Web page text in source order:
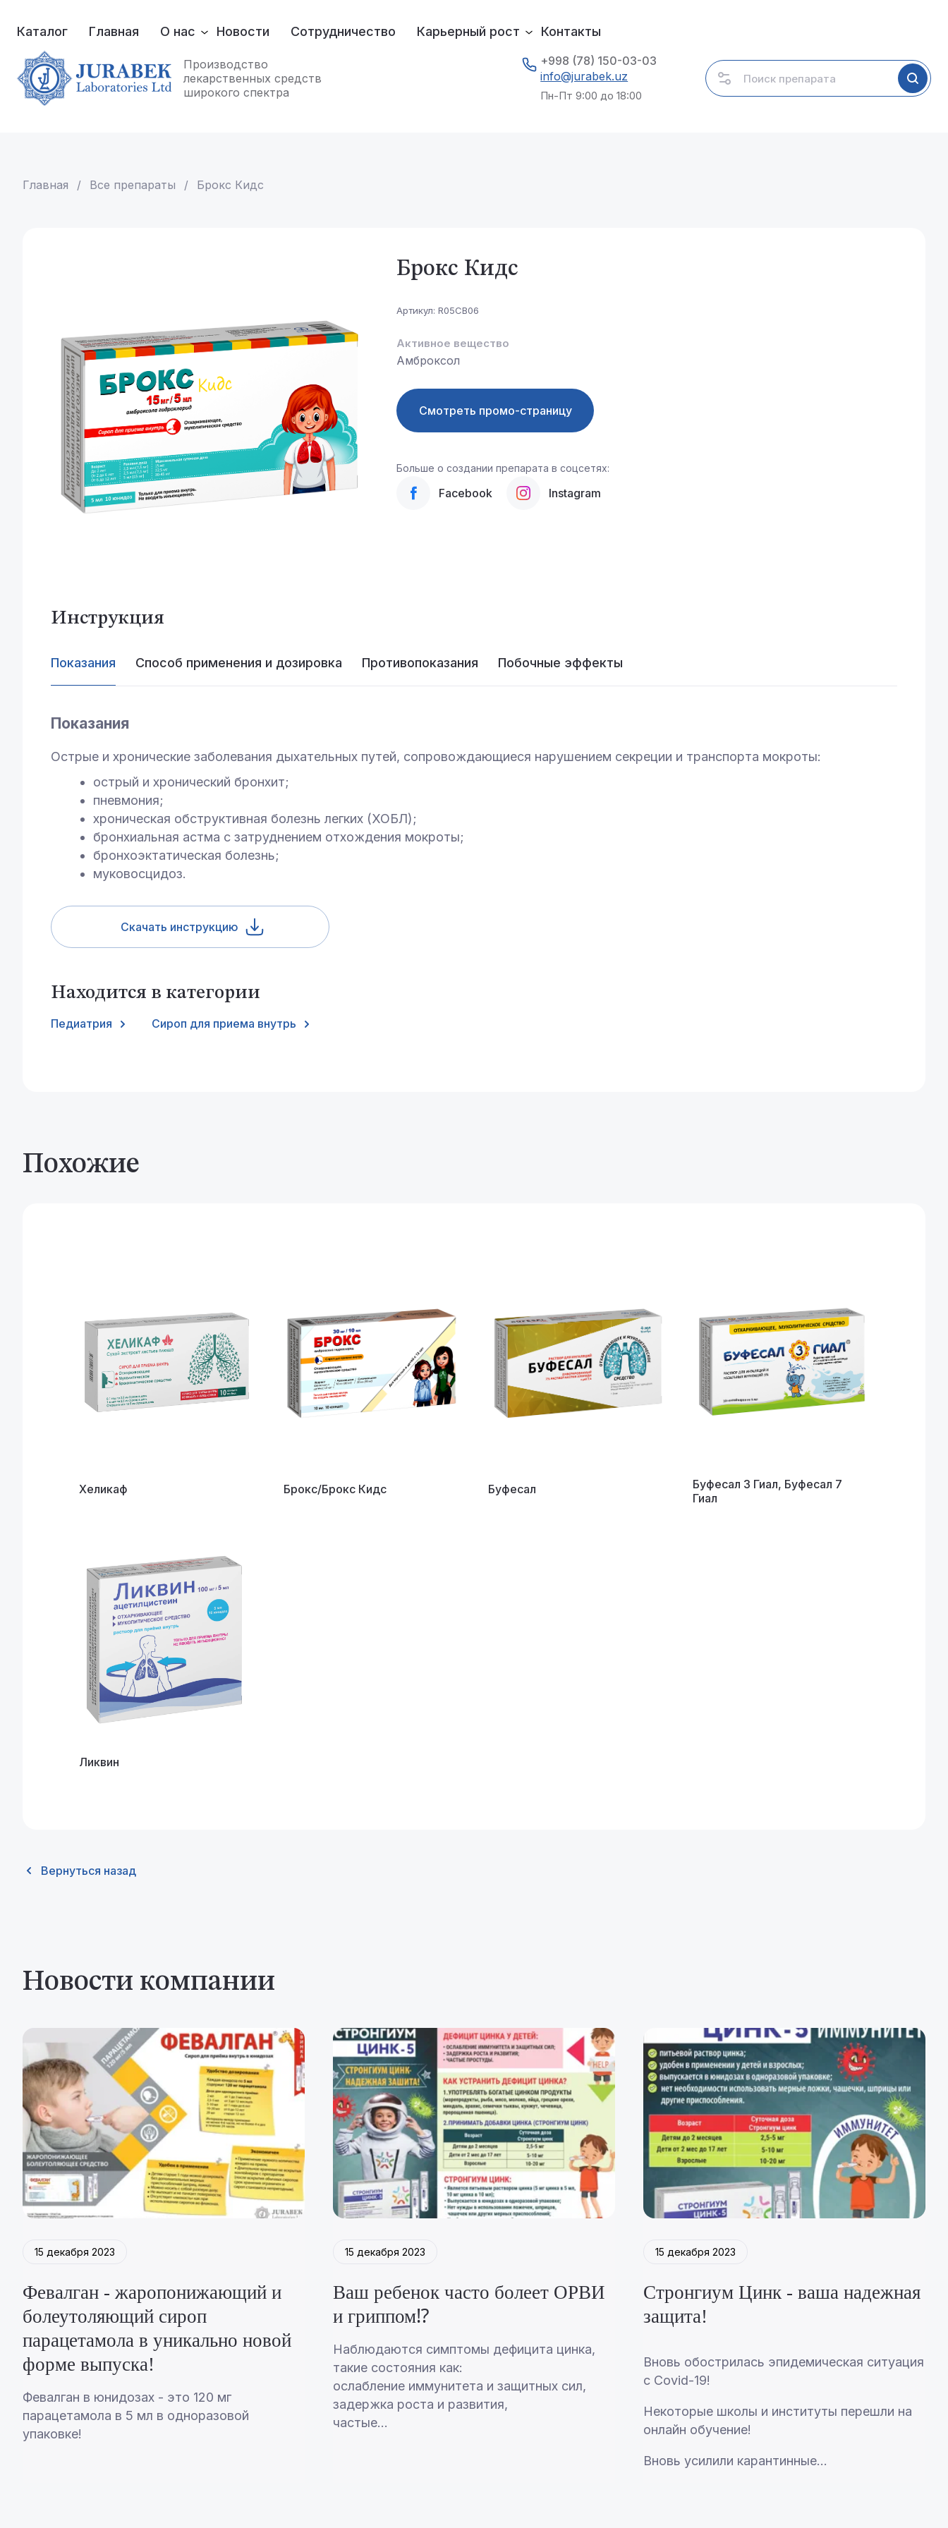
Каталог Главная О нас Новости Сотрудничество Карьерный рост Контакты
Производство
лекарственных средств
широкого спектра
+998 (78) 150-03-03
info@jurabek.uz
Пн-Пт 9:00 до 18:00
Главная / Все препараты / Брокс Кидс
Брокс Кидс
Артикул: R05CB06
Активное вещество
Амброксол
Смотреть промо-страницу
Больше о создании препарата в соцсетях:
Facebook Instagram
Инструкция
Показания Способ применения и дозировка Противопоказания Побочные эффекты
Показания
Острые и хронические заболевания дыхательных путей, сопровождающиеся нарушением секреции и транспорта мокроты:
острый и хронический бронхит;
пневмония;
хроническая обструктивная болезнь легких (ХОБЛ);
бронхиальная астма с затруднением отхождения мокроты;
бронхоэктатическая болезнь;
муковосцидоз.
Скачать инструкцию
Находится в категории
Педиатрия Сироп для приема внутрь
Похожие
Хеликаф Брокс/Брокс Кидс Буфесал
Буфесал 3 Гиал, Буфесал 7
Гиал
Ликвин
Вернуться назад
Новости компании
15 декабря 2023
Февалган - жаропонижающий и
болеутоляющий сироп
парацетамола в уникально новой
форме выпуска!
Февалган в юнидозах - это 120 мг
парацетамола в 5 мл в одноразовой
упаковке!
15 декабря 2023
Ваш ребенок часто болеет ОРВИ
и гриппом⁉️
Наблюдаются симптомы дефицита цинка,
такие состояния как:
ослабление иммунитета и защитных сил,
задержка роста и развития,
частые...
15 декабря 2023
Стронгиум Цинк - ваша надежная
защита!
Вновь обострилась эпидемическая ситуация
с Covid-19!
Некоторые школы и институты перешли на
онлайн обучение!
Вновь усилили карантинные...